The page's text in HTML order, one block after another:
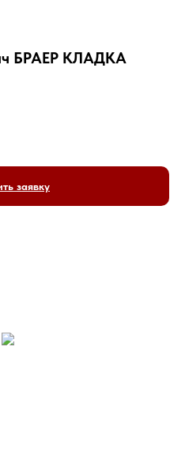
БРАЕР КЛАДКА
заявку